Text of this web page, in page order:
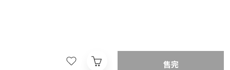
售完